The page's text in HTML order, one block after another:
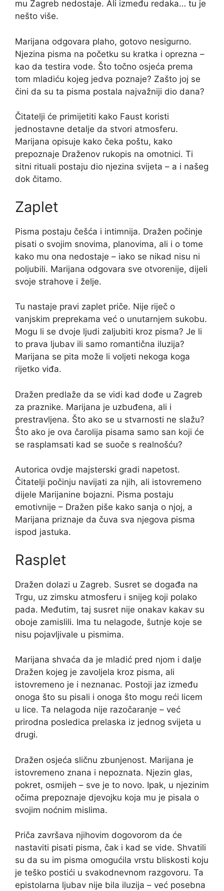
mu Zagreb nedostaje. Ali između redaka… tu je
nešto više.
Marijana odgovara plaho, gotovo nesigurno.
Njezina pisma na početku su kratka i oprezna –
kao da testira vode. Što točno osjeća prema
tom mladiću kojeg jedva poznaje? Zašto joj se
čini da su ta pisma postala najvažniji dio dana?
Čitatelji će primijetiti kako Faust koristi
jednostavne detalje da stvori atmosferu.
Marijana opisuje kako čeka poštu, kako
prepoznaje Draženov rukopis na omotnici. Ti
sitni rituali postaju dio njezina svijeta – a i našeg
dok čitamo.
Zaplet
Pisma postaju češća i intimnija. Dražen počinje
pisati o svojim snovima, planovima, ali i o tome
kako mu ona nedostaje – iako se nikad nisu ni
poljubili. Marijana odgovara sve otvorenije, dijeli
svoje strahove i želje.
Tu nastaje pravi zaplet priče. Nije riječ o
vanjskim preprekama već o unutarnjem sukobu.
Mogu li se dvoje ljudi zaljubiti kroz pisma? Je li
to prava ljubav ili samo romantična iluzija?
Marijana se pita može li voljeti nekoga koga
rijetko viđa.
Dražen predlaže da se vidi kad dođe u Zagreb
za praznike. Marijana je uzbuđena, ali i
prestravljena. Što ako se u stvarnosti ne slažu?
Što ako je ova čarolija pisama samo san koji će
se rasplamsati kad se suoče s realnošću?
Autorica ovdje majsterski gradi napetost.
Čitatelji počinju navijati za njih, ali istovremeno
dijele Marijanine bojazni. Pisma postaju
emotivnije – Dražen piše kako sanja o njoj, a
Marijana priznaje da čuva sva njegova pisma
ispod jastuka.
Rasplet
Dražen dolazi u Zagreb. Susret se događa na
Trgu, uz zimsku atmosferu i snijeg koji polako
pada. Međutim, taj susret nije onakav kakav su
oboje zamislili. Ima tu nelagode, šutnje koje se
nisu pojavljivale u pismima.
Marijana shvaća da je mladić pred njom i dalje
Dražen kojeg je zavoljela kroz pisma, ali
istovremeno je i neznanac. Postoji jaz između
onoga što su pisali i onoga što mogu reći licem
u lice. Ta nelagoda nije razočaranje – već
prirodna posledica prelaska iz jednog svijeta u
drugi.
Dražen osjeća sličnu zbunjenost. Marijana je
istovremeno znana i nepoznata. Njezin glas,
pokret, osmijeh – sve je to novo. Ipak, u njezinim
očima prepoznaje djevojku koja mu je pisala o
svojim noćnim mislima.
Priča završava njihovim dogovorom da će
nastaviti pisati pisma, čak i kad se vide. Shvatili
su da su im pisma omogućila vrstu bliskosti koju
je teško postići u svakodnevnom razgovoru. Ta
epistolarna ljubav nije bila iluzija – već posebna